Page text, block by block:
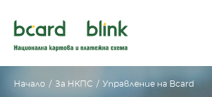
Начало / За НКПС / Управление на Bcard